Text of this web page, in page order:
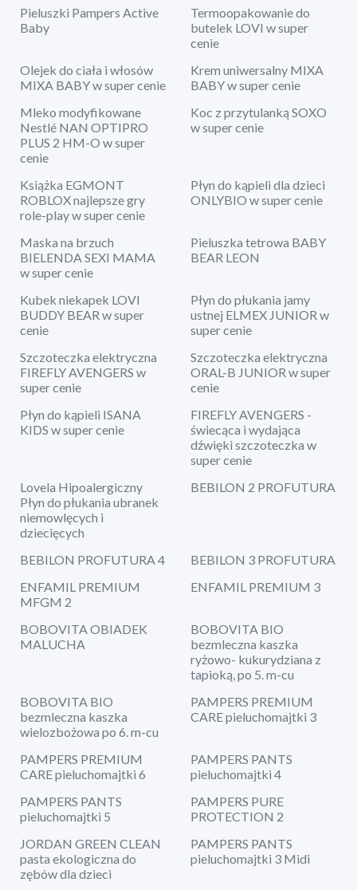
Pieluszki Pampers Active
Baby
Termoopakowanie do
butelek LOVI w super
cenie
Olejek do ciała i włosów
MIXA BABY w super cenie
Krem uniwersalny MIXA
BABY w super cenie
Mleko modyfikowane
Nestlé NAN OPTIPRO
PLUS 2 HM-O w super
cenie
Koc z przytulanką SOXO
w super cenie
Książka EGMONT
ROBLOX najlepsze gry
role-play w super cenie
Płyn do kąpieli dla dzieci
ONLYBIO w super cenie
Maska na brzuch
BIELENDA SEXI MAMA
w super cenie
Pieluszka tetrowa BABY
BEAR LEON
Kubek niekapek LOVI
BUDDY BEAR w super
cenie
Płyn do płukania jamy
ustnej ELMEX JUNIOR w
super cenie
Szczoteczka elektryczna
FIREFLY AVENGERS w
super cenie
Szczoteczka elektryczna
ORAL-B JUNIOR w super
cenie
Płyn do kąpieli ISANA
KIDS w super cenie
FIREFLY AVENGERS -
świecąca i wydająca
dźwięki szczoteczka w
super cenie
Lovela Hipoalergiczny
Płyn do płukania ubranek
niemowlęcych i
dziecięcych
BEBILON 2 PROFUTURA
BEBILON PROFUTURA 4
BEBILON 3 PROFUTURA
ENFAMIL PREMIUM
MFGM 2
ENFAMIL PREMIUM 3
BOBOVITA OBIADEK
MALUCHA
BOBOVITA BIO
bezmleczna kaszka
ryżowo- kukurydziana z
tapioką, po 5. m-cu
BOBOVITA BIO
bezmleczna kaszka
wielozbożowa po 6. m-cu
PAMPERS PREMIUM
CARE pieluchomajtki 3
PAMPERS PREMIUM
CARE pieluchomajtki 6
PAMPERS PANTS
pieluchomajtki 4
PAMPERS PANTS
pieluchomajtki 5
PAMPERS PURE
PROTECTION 2
JORDAN GREEN CLEAN
pasta ekologiczna do
zębów dla dzieci
PAMPERS PANTS
pieluchomajtki 3 Midi